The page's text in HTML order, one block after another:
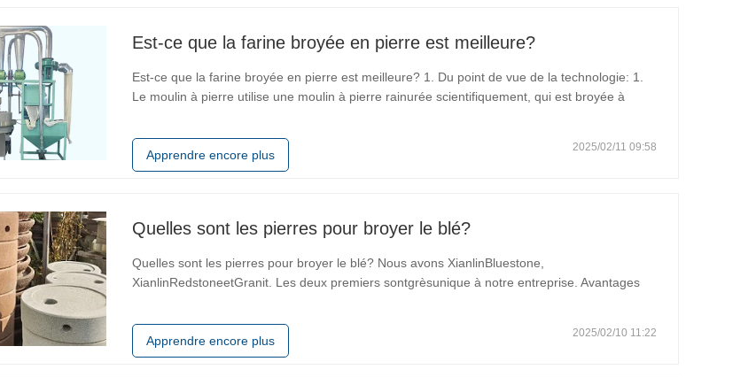
Est-ce que la farine broyée en pierre est meilleure?
Est-ce que la farine broyée en pierre est meilleure? 1. Du point de vue de la technologie: 1.
Le moulin à pierre utilise une moulin à pierre rainurée scientifiquement, qui est broyée à
vitesse du moulin en
Apprendre encore plus
2025/02/11 09:58
Quelles sont les pierres pour broyer le blé?
Quelles sont les pierres pour broyer le blé? Nous avons XianlinBluestone,
XianlinRedstoneetGranit. Les deux premiers sontgrèsunique à notre entreprise. Avantages
fonctionner en continu pendant 24 heures
Apprendre encore plus
2025/02/10 11:22